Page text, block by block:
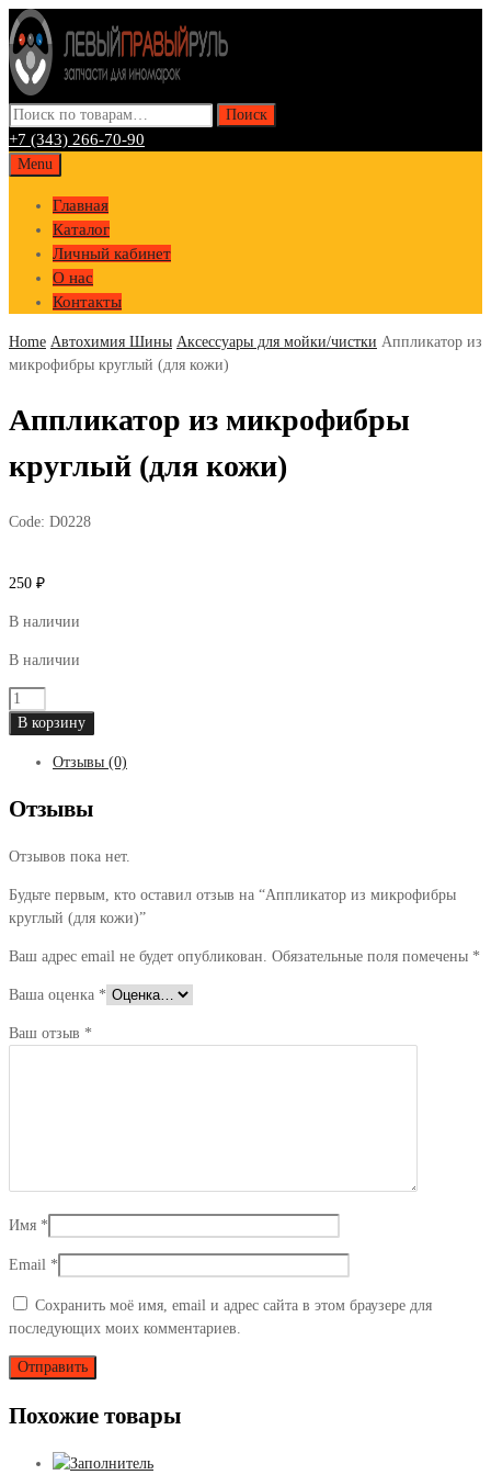
Искать: Поиск
+7 (343) 266-70-90
Skip
content
Menu
Главная
Каталог
Личный кабинет
О нас
Контакты
Home Автохимия Шины Аксессуары для мойки/чистки Аппликатор из
микрофибры круглый (для кожи)
Аппликатор из микрофибры
круглый (для кожи)
Code: D0228
250 ₽
В наличии
В наличии
Количество
товара
круглый
кожи)
В корзину
Отзывы (0)
Отзывы
Отзывов пока нет.
Будьте первым, кто оставил отзыв на “Аппликатор из микрофибры
круглый (для кожи)”
Ваш адрес email не будет опубликован. Обязательные поля помечены *
Ваша оценка *
Ваш отзыв *
Имя *
Email *
Сохранить моё имя, email и адрес сайта в этом браузере для
последующих моих комментариев.
Похожие товары